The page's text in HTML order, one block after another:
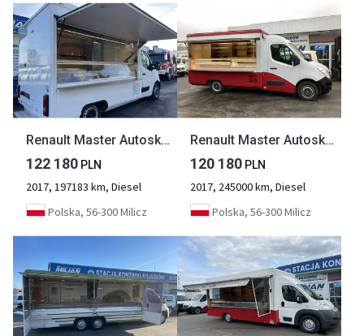
Renault Master Autosklep wędlin Gastronomiczny Food Truck Foodtruck Sklep Borco 201
122 180 PLN
2017, 197183 km, Diesel
Polska, 56-300 Milicz
Renault Master Autosklep sklep Bar Gastronomiczny Food Truck Foodtruck Borco 2017
120 180 PLN
2017, 245000 km, Diesel
Polska, 56-300 Milicz